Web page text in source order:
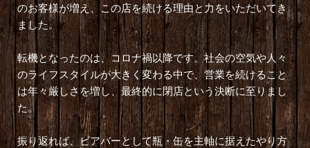
のお客様が増え、この店を続ける理由と力をいただいてき
ました。
転機となったのは、コロナ禍以降です。社会の空気や人々
のライフスタイルが大きく変わる中で、営業を続けること
は年々厳しさを増し、最終的に閉店という決断に至りまし
た。
振り返れば、ビアバーとして瓶・缶を主軸に据えたやり方